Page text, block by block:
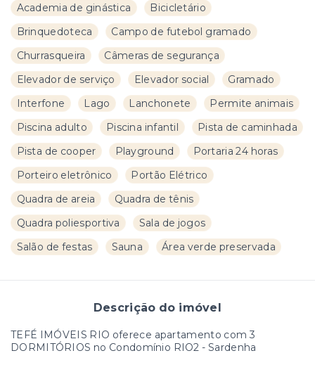
Academia de ginástica
Bicicletário
Brinquedoteca
Campo de futebol gramado
Churrasqueira
Câmeras de segurança
Elevador de serviço
Elevador social
Gramado
Interfone
Lago Lanchonete
Permite animais
Piscina adulto
Piscina infantil
Pista de caminhada
Pista de cooper
Playground
Portaria 24 horas
Porteiro eletrônico
Portão Elétrico
Quadra de areia
Quadra de tênis
Quadra poliesportiva
Sala de jogos
Salão de festas
Sauna Área verde preservada
Descrição do imóvel
TEFÉ IMÓVEIS RIO oferece apartamento com 3
DORMITÓRIOS no Condomínio RIO2 - Sardenha